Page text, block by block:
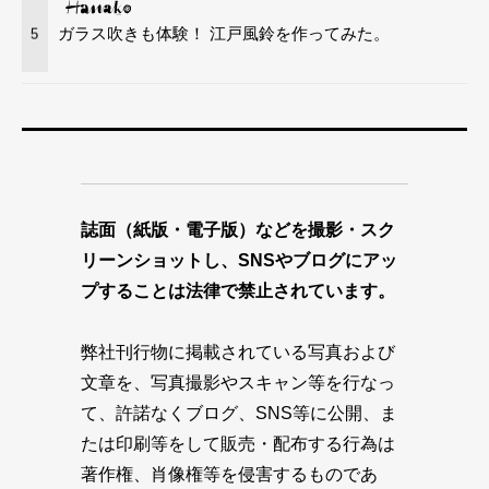
5 ガラス吹きも体験！ 江戸風鈴を作ってみた。
誌面（紙版・電子版）などを撮影・スク
リーンショットし、SNSやブログにアッ
プすることは法律で禁止されています。
弊社刊行物に掲載されている写真および
文章を、写真撮影やスキャン等を行なっ
て、許諾なくブログ、SNS等に公開、ま
たは印刷等をして販売・配布する行為は
著作権、肖像権等を侵害するものであ